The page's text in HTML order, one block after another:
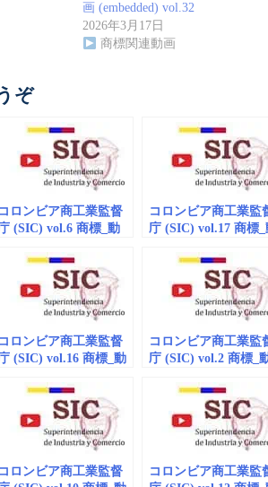
画 (embedded) vol.32
2026年3月17日
商標関連動画
ぞ
コロンビア商工業監督
(SIC) vol.6 商標_動
コロンビア商工業監
庁 (SIC) vol.17 商標_
コロンビア商工業監督
(SIC) vol.16 商標_動
コロンビア商工業監
庁 (SIC) vol.2 商標_
コロンビア商工業監督
コロンビア商工業監